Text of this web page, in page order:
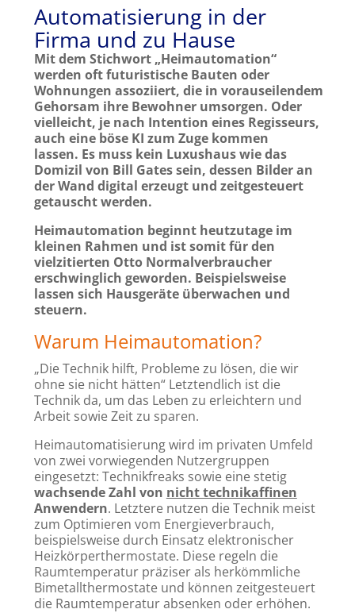
Automatisierung in der
Firma und zu Hause
Mit dem Stichwort „Heimautomation“
werden oft futuristische Bauten oder
Wohnungen assoziiert, die in vorauseilendem
Gehorsam ihre Bewohner umsorgen. Oder
vielleicht, je nach Intention eines Regisseurs,
auch eine böse KI zum Zuge kommen
lassen. Es muss kein Luxushaus wie das
Domizil von Bill Gates sein, dessen Bilder an
der Wand digital erzeugt und zeitgesteuert
getauscht werden.
Heimautomation beginnt heutzutage im
kleinen Rahmen und ist somit für den
vielzitierten Otto Normalverbraucher
erschwinglich geworden. Beispielsweise
lassen sich Hausgeräte überwachen und
steuern.
Warum Heimautomation?
„Die Technik hilft, Probleme zu lösen, die wir
ohne sie nicht hätten“ Letztendlich ist die
Technik da, um das Leben zu erleichtern und
Arbeit sowie Zeit zu sparen.
Heimautomatisierung wird im privaten Umfeld
von zwei vorwiegenden Nutzergruppen
eingesetzt: Technikfreaks sowie eine stetig
wachsende Zahl von nicht technikaffinen
Anwendern. Letztere nutzen die Technik meist
zum Optimieren vom Energieverbrauch,
beispielsweise durch Einsatz elektronischer
Heizkörperthermostate. Diese regeln die
Raumtemperatur präziser als herkömmliche
Bimetallthermostate und können zeitgesteuert
die Raumtemperatur absenken oder erhöhen.